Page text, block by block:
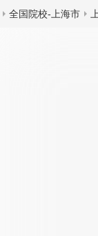
全国院校-上海市